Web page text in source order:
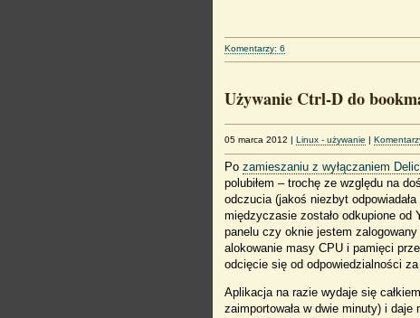
Komentarzy: 6
Używanie Ctrl-D do
05 marca 2012 | Linux - używanie |
Po zamieszaniu z wyłączaniem
polubiłem – trochę ze względu na
odczucia (jakoś niezbyt
międzyczasie zostało odkupione od
panelu czy oknie jestem
alokowanie masy CPU i pamięci
odcięcie się od odpowiedzialności
Aplikacja na razie wydaje się
zaimportowała w dwie minuty) i